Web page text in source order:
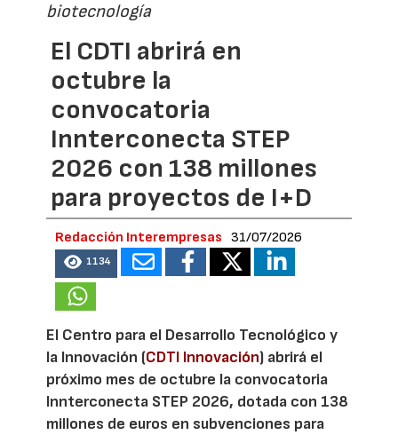
biotecnología
El CDTI abrirá en
octubre la
convocatoria
Innterconecta STEP
2026 con 138 millones
para proyectos de I+D
Redacción Interempresas 31/07/2026
1134
El Centro para el Desarrollo Tecnológico y
la Innovación (CDTI Innovación) abrirá el
próximo mes de octubre la convocatoria
Innterconecta STEP 2026, dotada con 138
millones de euros en subvenciones para